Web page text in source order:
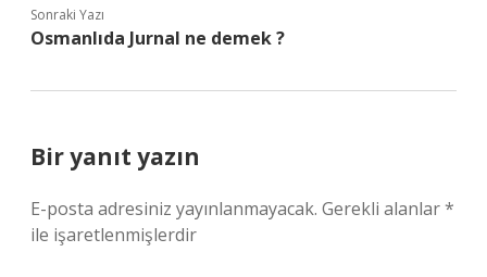
Sonraki Yazı
Osmanlıda Jurnal ne demek ?
Bir yanıt yazın
E-posta adresiniz yayınlanmayacak. Gerekli alanlar*
ile işaretlenmişlerdir